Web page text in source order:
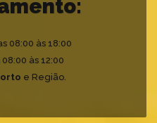
08:00 às 18:00
às 12:00
e Região.